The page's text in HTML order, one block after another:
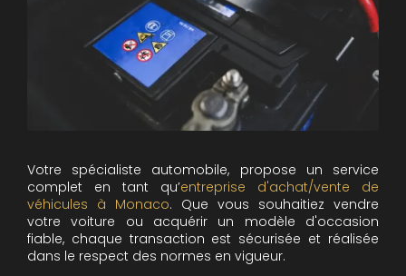
Votre spécialiste automobile, propose un service
complet en tant qu’entreprise d'achat/vente de
véhicules à Monaco. Que vous souhaitiez vendre
votre voiture ou acquérir un modèle d'occasion
fiable, chaque transaction est sécurisée et réalisée
dans le respect des normes en vigueur.